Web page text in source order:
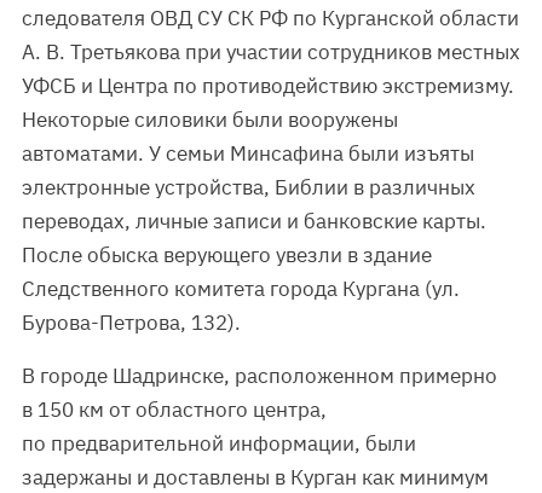
следователя ОВД СУ СК РФ по Курганской области
А. В. Третьякова при участии сотрудников местных
УФСБ и Центра по противодействию экстремизму.
Некоторые силовики были вооружены
автоматами. У семьи Минсафина были изъяты
электронные устройства, Библии в различных
переводах, личные записи и банковские карты.
После обыска верующего увезли в здание
Следственного комитета города Кургана (ул.
Бурова-Петрова, 132).
В городе Шадринске, расположенном примерно
в 150 км от областного центра,
по предварительной информации, были
задержаны и доставлены в Курган как минимум